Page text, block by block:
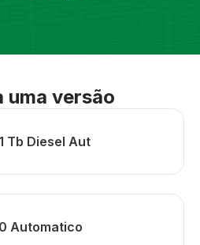
uma versão
Tb Diesel Aut
Automatico